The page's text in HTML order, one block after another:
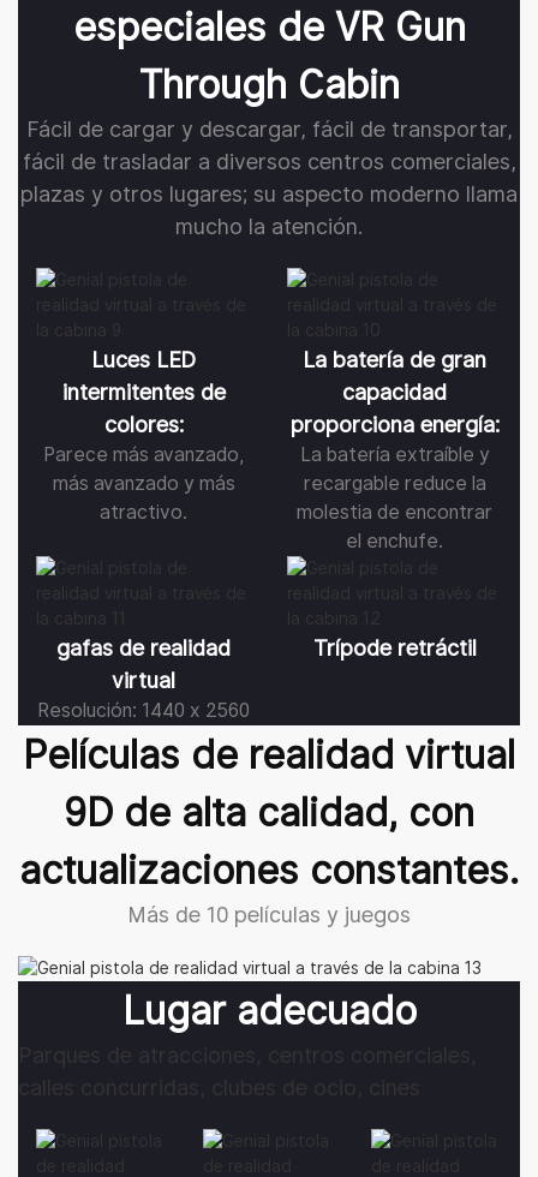
especiales de VR Gun
Through Cabin
Fácil de cargar y descargar, fácil de transportar,
fácil de trasladar a diversos centros comerciales,
plazas y otros lugares; su aspecto moderno llama
mucho la atención.
Luces LED
intermitentes de
colores:
Parece más avanzado,
más avanzado y más
atractivo.
La batería de gran
capacidad
proporciona energía:
La batería extraíble y
recargable reduce la
molestia de encontrar
el enchufe.
gafas de realidad
virtual
Resolución: 1440 x 2560
Trípode retráctil
Películas de realidad virtual
9D de alta calidad, con
actualizaciones constantes.
Más de 10 películas y juegos
Lugar adecuado